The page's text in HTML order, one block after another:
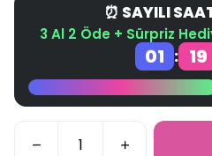
⏰ SAYILI
3 Al 2 Öde + Sürpriz
01 : 19